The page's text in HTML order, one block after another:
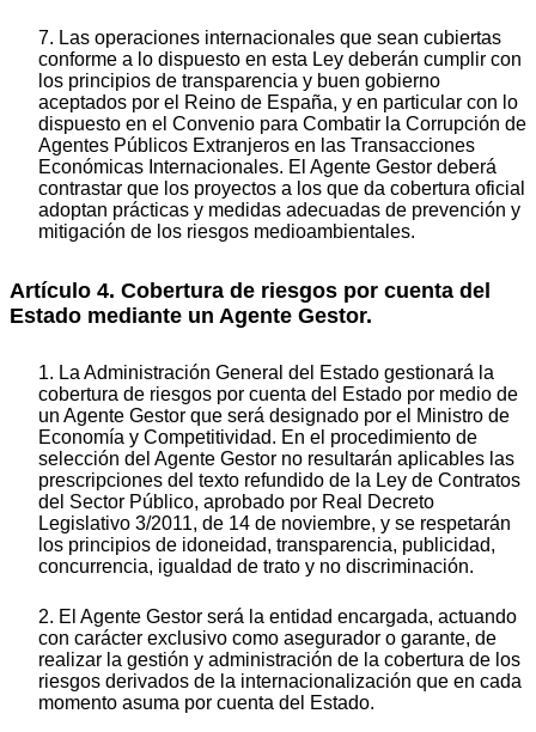
7. Las operaciones internacionales que sean cubiertas
conforme a lo dispuesto en esta Ley deberán cumplir con
los principios de transparencia y buen gobierno
aceptados por el Reino de España, y en particular con lo
dispuesto en el Convenio para Combatir la Corrupción de
Agentes Públicos Extranjeros en las Transacciones
Económicas Internacionales. El Agente Gestor deberá
contrastar que los proyectos a los que da cobertura oficial
adoptan prácticas y medidas adecuadas de prevención y
mitigación de los riesgos medioambientales.
Artículo 4. Cobertura de riesgos por cuenta del
Estado mediante un Agente Gestor.
1. La Administración General del Estado gestionará la
cobertura de riesgos por cuenta del Estado por medio de
un Agente Gestor que será designado por el Ministro de
Economía y Competitividad. En el procedimiento de
selección del Agente Gestor no resultarán aplicables las
prescripciones del texto refundido de la Ley de Contratos
del Sector Público, aprobado por Real Decreto
Legislativo 3/2011, de 14 de noviembre, y se respetarán
los principios de idoneidad, transparencia, publicidad,
concurrencia, igualdad de trato y no discriminación.
2. El Agente Gestor será la entidad encargada, actuando
con carácter exclusivo como asegurador o garante, de
realizar la gestión y administración de la cobertura de los
riesgos derivados de la internacionalización que en cada
momento asuma por cuenta del Estado.